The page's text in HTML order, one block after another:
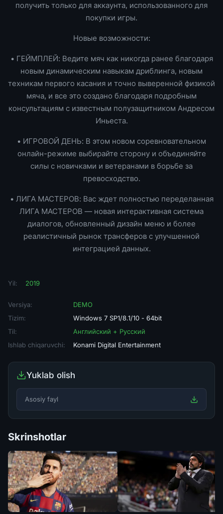
получить только для аккаунта, использованного для
покупки игры.
Новые возможности:
• ГЕЙМПЛЕЙ: Ведите мяч как никогда ранее благодаря
новым динамическим навыкам дриблинга, новым
техникам первого касания и точно выверенной физикой
мяча, и все это создано благодаря подробным
консультациям с известным полузащитником Андресом
Иньеста.
• ИГРОВОЙ ДЕНЬ: В этом новом соревновательном
онлайн-режиме выбирайте сторону и объединяйте
силы с новичками и ветеранами в борьбе за
превосходство.
• ЛИГА МАСТЕРОВ: Вас ждет полностью переделанная
ЛИГА МАСТЕРОВ — новая интерактивная система
диалогов, обновленный дизайн меню и более
реалистичный рынок трансферов с улучшенной
интеграцией данных.
Yil: 2019
Versiya:
DEMO
Tizim:
Windows 7 SP1/8.1/10 - 64bit
Til:
Английский + Русский
Ishlab chiqaruvchi:
Konami Digital Entertainment
Yuklab olish
Asosiy fayl
Skrinshotlar